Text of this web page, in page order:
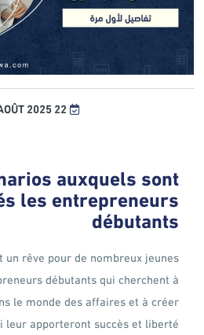
22 AOÛT 2025
auxquels sont
les entrepreneurs
débutants
rêve pour de nombreux jeunes
débutants qui cherchent à
le monde des affaires et à créer
leur apporteront succès et liberté